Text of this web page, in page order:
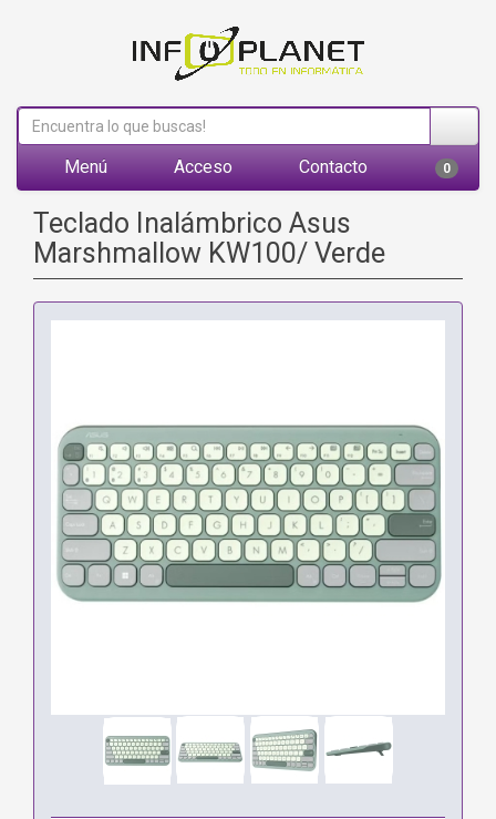
Menú Acceso Contacto 0
Teclado Inalámbrico Asus
Marshmallow KW100/ Verde